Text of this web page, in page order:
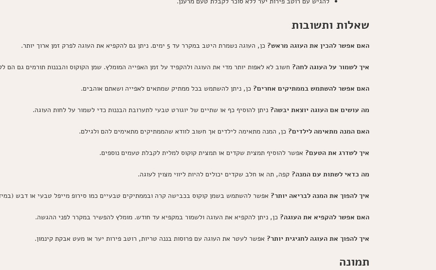
שאלות ותשובות
האם אפשר להכין את העוגה מראש? כן, העוגה נשמרת היטב במקרר עד 5 ימים. ניתן גם להקפיא את העוגה לפרק זמן ארוך יותר.
איך לשמור על העוגה לחה? חשוב לא לאפות יותר מדי את העוגה ולהקפיד על זמן האפייה המומלץ. שמן הקוקוס והבננות תורמים גם הם
האם אפשר להשתמש בממתיקים אחרים? כן, ניתן להשתמש בכל ממתיק שמתאים לאפייה ושאתם אוהבים.
מה עושים אם העוגה יוצאת יבשה? ניתן להוסיף כף או שתיים של יוגורט טבעי לתערובת הבננות כדי לשמור על לחות העוגה.
האם המנה מתאימה לילדים? כן, המנה מתאימה לילדים אך חשוב לוודא שהממתיקים מתאימים להם ולגילם.
איך לשדרג את הטעם? אפשר להוסיף תמצית שקדים או תמצית קוקוס למלית לקבלת טעמים נוספים.
מה כדאי לשתות עם המנה? קפה, תה או חלב שקדים יכולים להיות ליווי מצוין לעוגה.
איך להפוך את המנה לבריאה יותר? אפשר להשתמש בשמן קוקוס בכבישה קרה ובממתיקים טבעיים כמו סירופ מייפל טבעי או דבש
האם אפשר להקפיא את העוגה? כן, ניתן להקפיא את העוגה ולשמור במקפיא עד חודש. מומלץ להפשיר במקרר לפני ההגשה.
איך להפוך את העוגה לחגיגית יותר? אפשר לעטר את העוגה עם פרוסות בננה טריות, רוטב פירות יער או מעט אבקת קינמון.
תמונה